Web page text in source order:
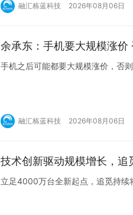
融汇栋蓝科技 2026年08月06日
余承东：手机要大规模涨价
手机之后可能都要大规模涨价，否
融汇栋蓝科技 2026年08月06日
技术创新驱动规模增长，
立足4000万台全新起点，追觅持续